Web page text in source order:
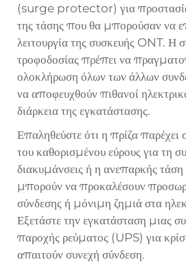
(surge protector) για
της τάσης που θα μπορούσαν να
λειτουργία της συσκευής ONT. Η
τροφοδοσίας πρέπει να
ολοκλήρωση όλων των άλλων
να αποφευχθούν πιθανοί
διάρκεια της εγκατάστασης.
Επαληθεύστε ότι η πρίζα παρέχει
του καθορισμένου εύρους για τη
διακυμάνσεις ή η ανεπαρκής τάση
μπορούν να προκαλέσουν
σύνδεσης ή μόνιμη ζημιά στα
Εξετάστε την εγκατάσταση μιας
παροχής ρεύματος (UPS) για
απαιτούν συνεχή σύνδεση.